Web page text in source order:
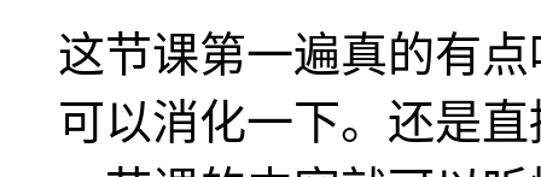
这节课第一遍真的有
可以消化一下。还是